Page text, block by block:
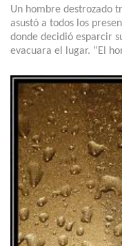
Un hombre destrozado
asustó a todos los
donde decidió esparcir
evacuara el lugar. “El